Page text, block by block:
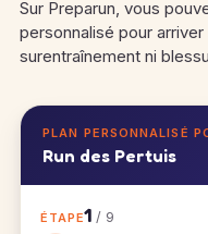
Sur Preparun, vous
personnalisé pour
surentraînement ni
PLAN PERSONNALISÉ
Run des Pertuis
ÉTAPE1 / 9